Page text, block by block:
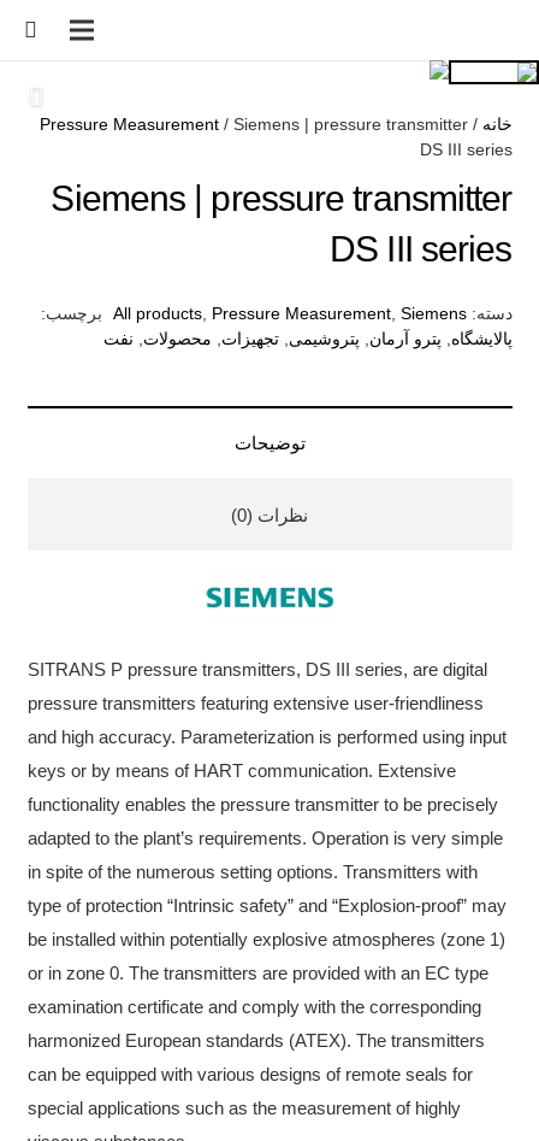
خانه /
Pressure Measurement/ Siemens | pressure transmitter
DS III series
Siemens | pressure transmitter
DS III series
دسته: All products, Pressure Measurement, Siemens
برچسب:
پالایشگاه, پترو آرمان, پتروشیمی,تجهیزات, محصولات, نفت
توضیحات
نظرات (0)
SITRANS P pressure transmitters, DS III series, are digital
pressure transmitters featuring extensive user-friendliness
and high accuracy. Parameterization is performed using input
keys or by means of HART communication. Extensive
functionality enables the pressure transmitter to be precisely
adapted to the plant’s requirements. Operation is very simple
in spite of the numerous setting options. Transmitters with
type of protection “Intrinsic safety” and “Explosion-proof” may
be installed within potentially explosive atmospheres (zone 1)
or in zone 0. The transmitters are provided with an EC type
examination certificate and comply with the corresponding
harmonized European standards (ATEX). The transmitters
can be equipped with various designs of remote seals for
special applications such as the measurement of highly